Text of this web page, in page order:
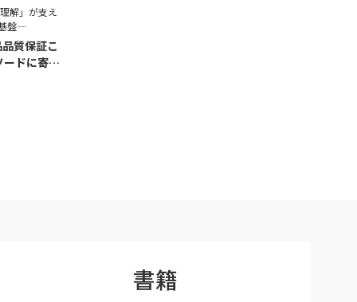
解」が支え
盤―
質保証こ
ドに寄せ
書籍